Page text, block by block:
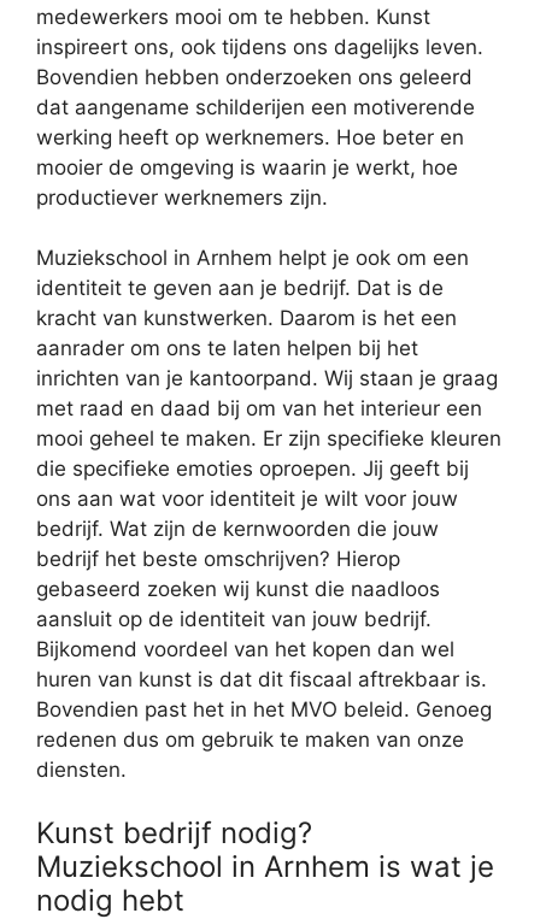
medewerkers mooi om te hebben. Kunst
inspireert ons, ook tijdens ons dagelijks leven.
Bovendien hebben onderzoeken ons geleerd
dat aangename schilderijen een motiverende
werking heeft op werknemers. Hoe beter en
mooier de omgeving is waarin je werkt, hoe
productiever werknemers zijn.
Muziekschool in Arnhem helpt je ook om een
identiteit te geven aan je bedrijf. Dat is de
kracht van kunstwerken. Daarom is het een
aanrader om ons te laten helpen bij het
inrichten van je kantoorpand. Wij staan je graag
met raad en daad bij om van het interieur een
mooi geheel te maken. Er zijn specifieke kleuren
die specifieke emoties oproepen. Jij geeft bij
ons aan wat voor identiteit je wilt voor jouw
bedrijf. Wat zijn de kernwoorden die jouw
bedrijf het beste omschrijven? Hierop
gebaseerd zoeken wij kunst die naadloos
aansluit op de identiteit van jouw bedrijf.
Bijkomend voordeel van het kopen dan wel
huren van kunst is dat dit fiscaal aftrekbaar is.
Bovendien past het in het MVO beleid. Genoeg
redenen dus om gebruik te maken van onze
diensten.
Kunst bedrijf nodig?
Muziekschool in Arnhem is wat je
nodig hebt